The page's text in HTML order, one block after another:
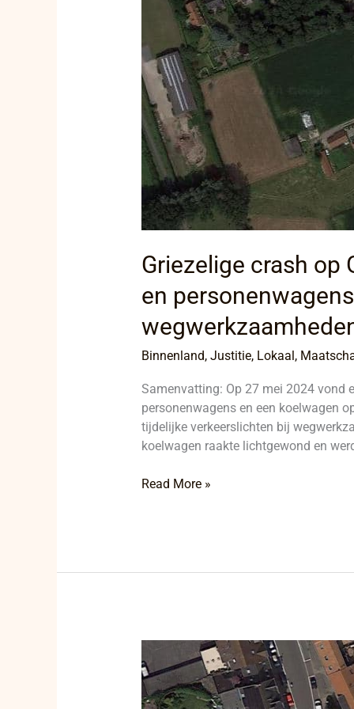
Griezelige crash op
en
Binnenland, Justitie, Lokaal,
Samenvatting: Op 27 mei 2024 vond
personenwagens en een koelwagen
tijdelijke verkeerslichten bij
koelwagen raakte lichtgewond en
Read More »
Mysterie
op
het
Marktplein: